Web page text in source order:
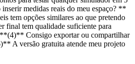
medidas reais do meu espaço? **
tem opções similares ao que pretendo
final tem qualidade suficiente para
**(4)** Consigo exportar ou compartilhar
A versão gratuita atende meu projeto